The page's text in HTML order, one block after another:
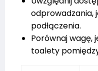
odprowadzania,
podłączenia.
Porównaj wagę,
toalety